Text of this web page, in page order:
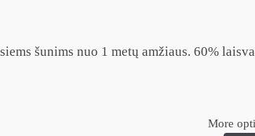
šunims nuo 1 metų amžiaus. 60%
More